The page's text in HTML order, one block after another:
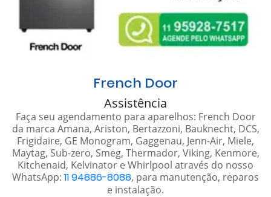
French Door
Assistência
Faça seu agendamento para aparelhos: French Door
da marca Amana, Ariston, Bertazzoni, Bauknecht, DCS,
Frigidaire, GE Monogram, Gaggenau, Jenn-Air, Miele,
Maytag, Sub-zero, Smeg, Thermador, Viking, Kenmore,
Kitchenaid, Kelvinator e Whirlpool através do nosso
WhatsApp: 11 94886-8088, para manutenção, reparos
e instalação.